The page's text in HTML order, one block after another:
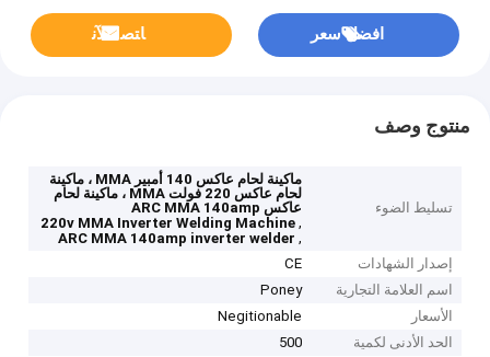
افضل سعر ﺎﺘﺼﻟ ﺍﻶﻧ
منتوج وصف
تسليط الضوء
ماكينة لحام عاكس 140 أمبير MMA ، ماكينة
لحام عاكس 220 فولت MMA ، ماكينة لحام
عاكس ARC MMA 140amp
,
220v MMA Inverter Welding Machine
,
ARC MMA 140amp inverter welder
إصدار الشهادات
CE
اسم العلامة التجارية
Poney
الأسعار
Negitionable
الحد الأدنى لكمية
500